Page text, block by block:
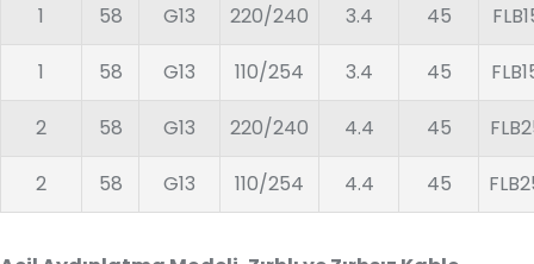
1 58 G13 220/240 3.4 45
1 58 G13 110/254 3.4 45
2 58 G13 220/240 4.4 45
2 58 G13 110/254 4.4 45